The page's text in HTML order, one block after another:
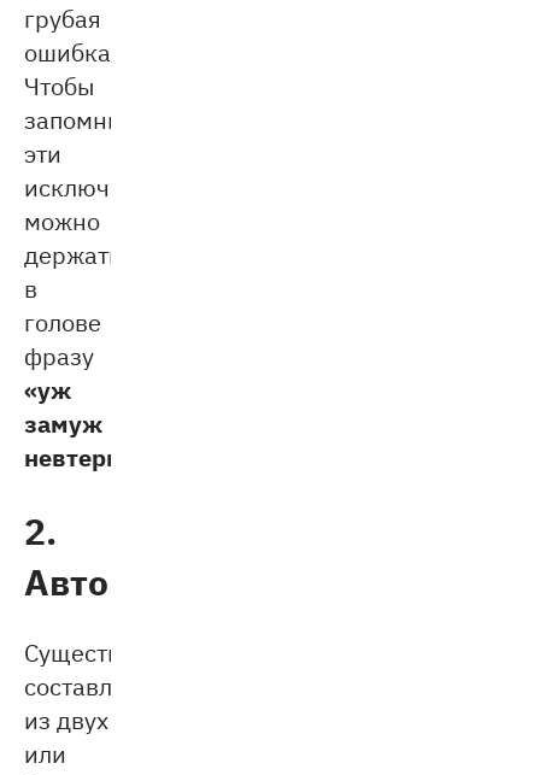
грубая
ошибка.
Чтобы
запомнить
эти
исключения,
можно
держать
в
голове
фразу
«уж
замуж
невтерпёж»
2.
Существительные,
составленные
из двух
или